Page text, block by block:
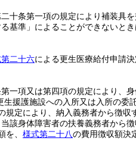
十条第一項の規定により補装具
基準」によることができないとき
二十六による更生医療給付申請
一項又は第四項の規定により、
生援護施設への入所又は入所の委
規定により、納入義務者から徴
該身体障害者の扶養義務者から
を、 様式第二十八の費用徴収額決